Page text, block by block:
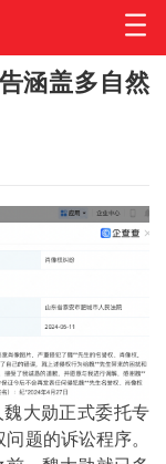
涵盖多自然
大勋正式委托专
题的诉讼程序。